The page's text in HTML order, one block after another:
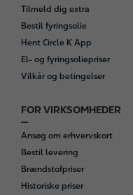
t
e
r
Tilmeld dig extra
Bestil fyringsolie
Hent Circle K App
El- og fyringsoliepriser
Vilkår og betingelser
FOR VIRKSOMHEDER
Ansøg om erhvervskort
Bestil levering
Brændstofpriser
Historiske priser